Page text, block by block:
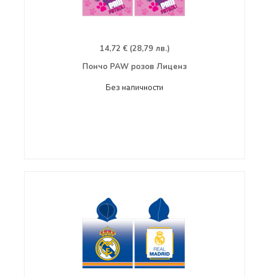
14,72 € (28,79 лв.)
Пончо PAW розов Лиценз
Без наличности